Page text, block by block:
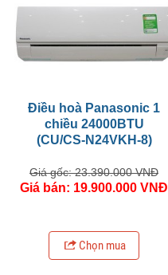
Điều hoà Panasonic 1
chiều 24000BTU
(CU/CS-N24VKH-8)
Giá gốc: 23.390.000 VNĐ
Giá bán: 19.900.000 VNĐ
Chọn mua